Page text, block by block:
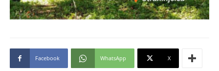
Facebook WhatsApp X